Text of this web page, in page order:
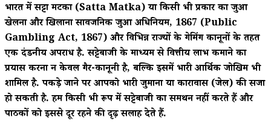
भारत में सट्टा मटका (Satta Matka) या किसी भी प्रकार का जुआ
खेलना और खिलाना सार्वजनिक जुआ अधिनियम, 1867 (Public
Gambling Act, 1867) और विभिन्न राज्यों के गेमिंग कानूनों के तहत
एक दंडनीय अपराध है. सट्टेबाजी के माध्यम से वित्तीय लाभ कमाने का
प्रयास करना न केवल गैर-कानूनी है, बल्कि इसमें भारी आर्थिक जोखिम भी
शामिल है. पकड़े जाने पर आपको भारी जुर्माना या कारावास (जेल) की सजा
हो सकती है. हम किसी भी रूप में सट्टेबाजी का समर्थन नहीं करते हैं और
पाठकों को इससे दूर रहने की दृढ़ सलाह देते हैं.